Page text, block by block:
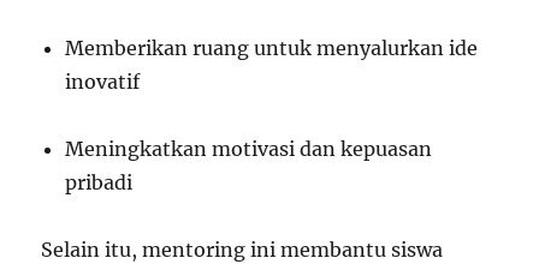
Memberikan ruang untuk menyalurkan ide
inovatif
Meningkatkan motivasi dan kepuasan
pribadi
Selain itu, mentoring ini membantu siswa